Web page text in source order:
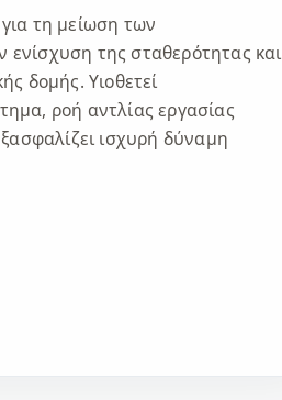
τη μείωση των
της σταθερότητας και
δομής. Υιοθετεί
ροή αντλίας εργασίας
ισχυρή δύναμη